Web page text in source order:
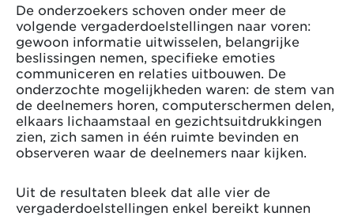
De onderzoekers schoven onder meer de
volgende vergaderdoelstellingen naar voren:
gewoon informatie uitwisselen, belangrijke
beslissingen nemen, specifieke emoties
communiceren en relaties uitbouwen. De
onderzochte mogelijkheden waren: de stem van
de deelnemers horen, computerschermen delen,
elkaars lichaamstaal en gezichtsuitdrukkingen
zien, zich samen in één ruimte bevinden en
observeren waar de deelnemers naar kijken.
Uit de resultaten bleek dat alle vier de
vergaderdoelstellingen enkel bereikt kunnen